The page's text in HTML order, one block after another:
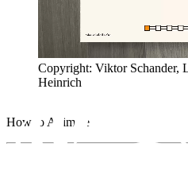
Copyright: Viktor Schander,
Heinrich
How to Animate